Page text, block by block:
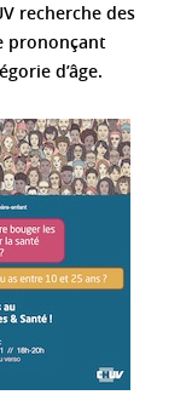
recherche des
prononçant
d’âge.